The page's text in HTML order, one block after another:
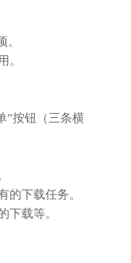
。
。
”按钮（三条横
的下载任务。
下载等。